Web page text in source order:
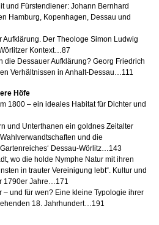
und Fürstendiener: Johann Bernhard
Hamburg, Kopenhagen, Dessau und
Der Theologe Simon Ludwig
Kontext…87
die Dessauer Aufklärung? Georg Friedrich
Verhältnissen in Anhalt-Dessau…111
Höfe
1800 – ein ideales Habitat für Dichter und
und Unterthanen ein goldnes Zeitalter
und die
Dessau-Wörlitz…143
wo die holde Nymphe Natur mit ihren
in trauter Vereinigung lebt“. Kultur und
1790er Jahre…171
– und für wen? Eine kleine Typologie ihrer
18. Jahrhundert…191